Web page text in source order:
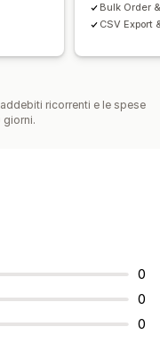
reale
Prezzi
dei dati storici
Bulk Order
CSV Export
ricorrenti e le spese
giorni.
0
0
0